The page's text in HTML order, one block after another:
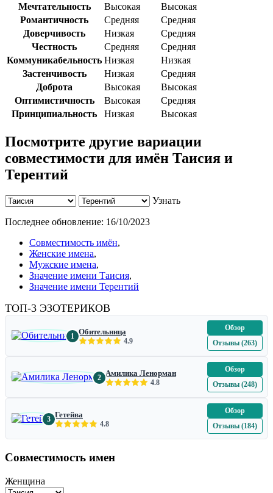
Мечтательность Высокая
Высокая
Романтичность
Средняя
Средняя
Доверчивость
Низкая
Средняя
Честность
Средняя
Средняя
Коммуникабельность Низкая
Низкая
Застенчивость
Низкая
Средняя
Доброта
Высокая
Высокая
Оптимистичность
Высокая
Средняя
Принципиальность
Низкая Высокая
Посмотрите другие вариации
совместимости для имён Таисия и
Терентий
Узнать
Последнее обновление: 16/10/2023
Совместимость имён,
Женские имена,
Мужские имена,
Значение имени Таисия,
Значение имени Терентий
ТОП-3 ЭЗОТЕРИКОВ
1 Обительница
4.9
Обзор
Отзывы (263)
2 Амилика Ленорман
4.8
Обзор
Отзывы (248)
3 Гетейва
4.8
Обзор
Отзывы (184)
Совместимость имен
Женщина